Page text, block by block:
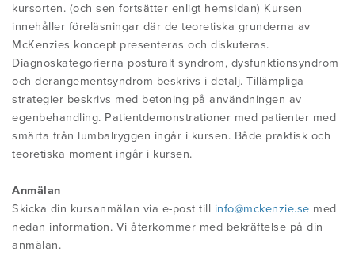
INFORMATION ATT LADDA NER
VANLIGA FRÅGOR
HITTA DIN FYSIOTERAPEUT
INFORMATION FÖR VÅRDGIVARE
MATERIAL TILL KLINIKEN
MDT PÅ YOUTUBE
STYRELSE
SEKTIONEN FÖR MEKANISK
DIAGNOSTIK & TERAPI
KONFERENSER
ANVÄNDBARA LÄNKAR
kursorten. (och sen fortsätter enligt hemsidan) Kursen
innehåller föreläsningar där de teoretiska grunderna av
McKenzies koncept presenteras och diskuteras.
Diagnoskategorierna posturalt syndrom, dysfunktionsyndrom
och derangementsyndrom beskrivs i detalj. Tillämpliga
strategier beskrivs med betoning på användningen av
egenbehandling. Patientdemonstrationer med patienter med
smärta från lumbalryggen ingår i kursen. Både praktisk och
teoretiska moment ingår i kursen.
Anmälan
Skicka din kursanmälan via e-post till info@mckenzie.se med
nedan information. Vi återkommer med bekräftelse på din
anmälan.